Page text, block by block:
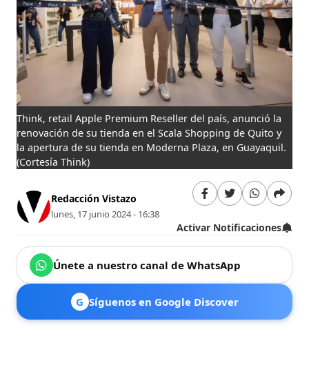
Think, retail Apple Premium Reseller del país, anunció la
renovación de su tienda en el Scala Shopping de Quito y
la apertura de su tienda en Moderna Plaza, en Guayaquil.
(Cortesía Think)
Redacción Vistazo
lunes, 17 junio 2024 - 16:38
Activar Notificaciones
Únete a nuestro canal de WhatsApp
G Síguenos en Google Discover